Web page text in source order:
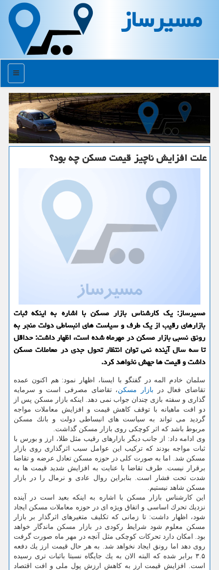
مسیرساز
منو
علت افزایش ناچیز قیمت مسكن چه بود؟
مسیرساز: یك كارشناس بازار مسكن با اشاره به اینكه ثبات
بازارهای رقیب از یك طرف و سیاست های انبساطی دولت منجر به
رونق نسبی بازار مسكن در مهرماه شده است، اظهار داشت: حداقل
تا سه سال آینده نمی توان انتظار تحول جدی در معاملات مسكن
داشت و قیمت ها جهش نخواهد كرد.
سلمان خادم المه در گفتگو با ایسنا، اظهار نمود: هم اكنون عمده
تقاضای فعال در بازار مسكن، تقاضای مصرفی است و سرمایه
گذاری و سفته بازی چندان جواب نمی دهد. اینكه بازار مسكن پس از
دو افت ماهیانه با توقف كاهش قیمت و افزایش معاملات مواجه
گردید می تواند به سیاست های انبساطی دولت و بانك مسكن
مربوط باشد كه اثر كوچكی روی بازار مسكن گذاشت.
وی ادامه داد: از جانب دیگر بازارهای رقیب مثل طلا، ارز و بورس با
ثبات مواجه بودند كه تركیب این عوامل سبب اثرگذاری روی بازار
مسكن شد. اما به صورت كلی در حوزه مسكن تعادل عرضه و تقاضا
برقرار نیست. طرف تقاضا با عنایت به افزایش شدید قیمت ها به
شدت تحت فشار است. بنابراین روال عادی و نرمال را در بازار
مسكن شاهد نیستیم.
این كارشناس بازار مسكن با اشاره به اینكه بعید است در آینده
نزدیك تحرك اساسی و اتفاق ویژه ای در حوزه معاملات مسكن ایجاد
شود، اظهار داشت: تا زمانی كه تكلیف متغیرهای اثرگذار بر بازار
مسكن معلوم شود شرایط ركودی در بازار مسكن ماندگار خواهد
بود. امكان دارد تحركات كوچكی مثل آنچه در مهر ماه صورت گرفت
روی دهد اما رونق ایجاد نخواهد شد. به هر حال قیمت ارز یك دفعه
۳.۵ برابر شده كه البته الان به یك جایگاه نسبتا باثبات تری رسیده
است. افزایش قیمت ارز به كاهش ارزش پول ملی و افت اقتصاد